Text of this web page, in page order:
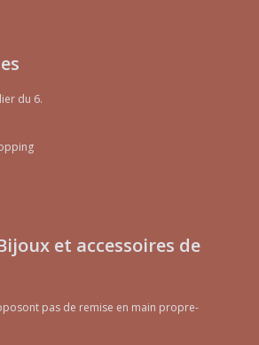
du 6.
et accessoires de
pas de remise en main propre-